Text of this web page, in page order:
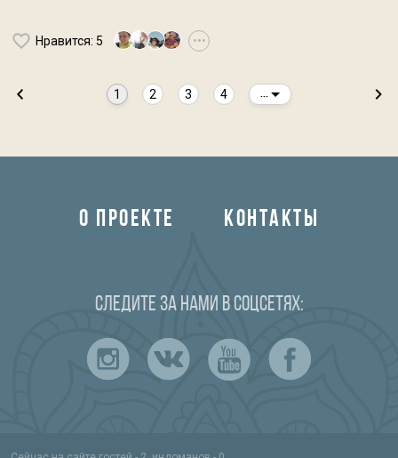
Нравится: 5 •••
1 2 3 4
О ПРОЕКТЕ КОНТАКТЫ
Следите за нами в соцсетях: